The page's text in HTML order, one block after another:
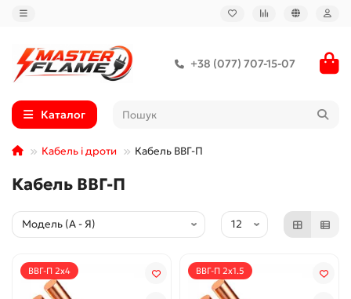
+38 (077) 707-15-07
Каталог
Кабель і дроти Кабель ВВГ-П
Кабель ВВГ-П
ВВГ-П 2x4 ВВГ-П 2х1.5